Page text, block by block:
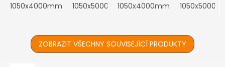
1050x4000mm
1050x5000mm 1050x6000mm
1050x4000mm
ZOBRAZIT VŠECHNY SOUVISEJÍCÍ PRODUKTY